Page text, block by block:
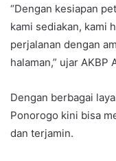
“Dengan kesiapan
kami sediakan, kami
perjalanan dengan
halaman,” ujar
Dengan berbagai
Ponorogo kini bisa
dan terjamin.